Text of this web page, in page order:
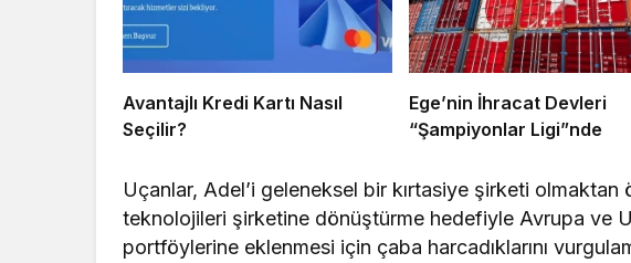
Avantajlı Kredi Kartı Nasıl
Seçilir?
Ege’nin İhracat Devleri
“Şampiyonlar Ligi”nde
Uçanlar, Adel’i geleneksel bir kırtasiye şirketi
teknolojileri şirketine dönüştürme hedefiyle Avrupa ve
portföylerine eklenmesi için çaba harcadıklarını